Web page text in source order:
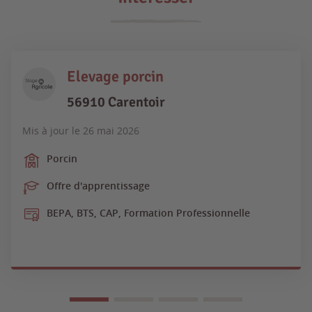
Elevage porcin
56910 Carentoir
Mis à jour le 26 mai 2026
Porcin
Offre d'apprentissage
BEPA, BTS, CAP, Formation Professionnelle